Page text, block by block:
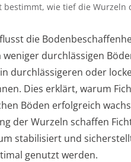
bestimmt, wie tief die Wurzeln
die
weniger durchlässigen
durchlässigeren oder
Dies erklärt, warum
Böden erfolgreich
der Wurzeln schaffen
stabilisiert und
genutzt werden.